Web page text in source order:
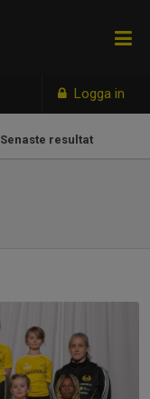
Logga in
Senaste resultat